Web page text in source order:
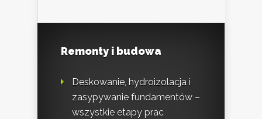
Remonty i budowa
Deskowanie, hydroizolacja i
zasypywanie fundamentów –
wszystkie etapy prac